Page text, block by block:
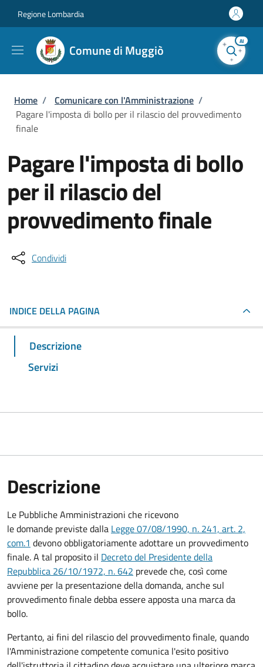
Regione Lombardia
Comune di Muggiò
AI
Briciole di pane
Home / Comunicare con l'Amministrazione /
Pagare l'imposta di bollo per il rilascio del provvedimento
finale
Pagare l'imposta di bollo
per il rilascio del
provvedimento finale
Condividi
INDICE DELLA PAGINA
Descrizione
Servizi
Descrizione
Le Pubbliche Amministrazioni che ricevono
le domande previste dalla Legge 07/08/1990, n. 241, art. 2,
com.1 devono obbligatoriamente adottare un provvedimento
finale. A tal proposito il Decreto del Presidente della
Repubblica 26/10/1972, n. 642 prevede che, così come
avviene per la presentazione della domanda, anche sul
provvedimento finale debba essere apposta una marca da
bollo.
Pertanto, ai fini del rilascio del provvedimento finale, quando
l'Amministrazione competente comunica l'esito positivo